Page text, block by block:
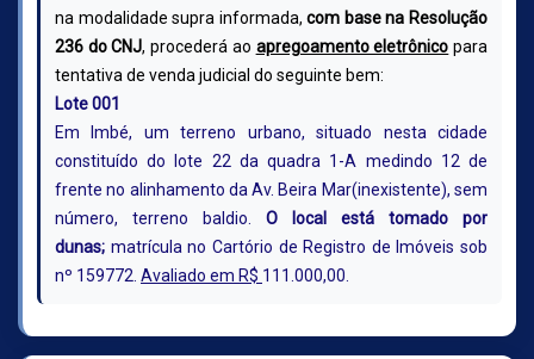
na modalidade supra informada,com base na Resolução
236 do CNJ, procederá ao apregoamento eletrônico para
tentativa de venda judicial do seguinte bem:
Lote 001
Em Imbé, um terreno urbano, situado nesta cidade
constituído do lote 22 da quadra 1-A medindo 12 de
frente no alinhamento da Av. Beira Mar(inexistente), sem
número, terreno baldio. O local está tomado por
dunas; matrícula no Cartório de Registro de Imóveis sob
nº 159772. Avaliado em R$ 111.000,00.